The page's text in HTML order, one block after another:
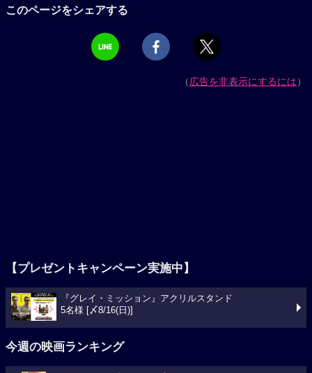
このページをシェアする
（広告を非表示にするには）
【プレゼントキャンペーン実施中】
『グレイ・ミッション』アクリルスタンド
5名様 [〆8/16(日)]
今週の映画ランキング